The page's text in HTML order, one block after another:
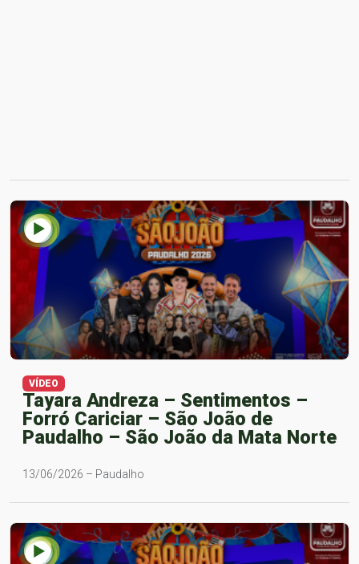
VÍDEO
Tayara Andreza – Sentimentos –
Forró Cariciar – São João de
Paudalho – São João da Mata Norte
13/06/2026 – Paudalho